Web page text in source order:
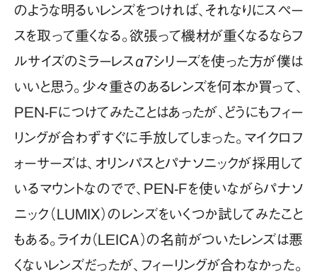
のような明るいレンズをつければ、それなりにスペー
スを取って重くなる。欲張って機材が重くなるならフ
ルサイズのミラーレスα7シリーズを使った方が僕は
いいと思う。少々重さのあるレンズを何本か買って、
PEN-Fにつけてみたことはあったが、どうにもフィー
リングが合わずすぐに手放してしまった。マイクロフ
ォーサーズは、オリンパスとパナソニックが採用して
いるマウントなのでで、PEN-Fを使いながらパナソ
ニック（LUMIX）のレンズをいくつか試してみたこと
もある。ライカ（LEICA）の名前がついたレンズは悪
くないレンズだったが、フィーリングが合わなかった。